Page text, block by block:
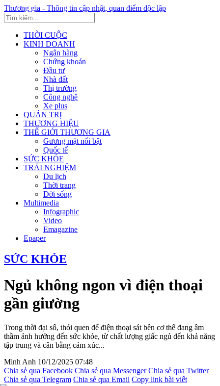
Thương gia - Thông tin cập nhật, quan điểm độc lập
THỜI CUỘC
KINH DOANH
Ngân hàng
Chứng khoán
Đầu tư
Nhà đất
Thị trường
Công nghệ
Xe plus
QUẢN TRỊ
THƯƠNG HIỆU
THẾ GIỚI THƯƠNG GIA
Gương mặt nổi bật
Quốc tế
SỨC KHỎE
TRẢI NGHIỆM
Du lịch
Thời trang
Đời sống
Multimedia
Infographic
Video
Emagazine
Epaper
SỨC KHỎE
Ngủ không ngon vì điện thoại
gần giường
Trong thời đại số, thói quen để điện thoại sát bên cơ thể đang âm
thầm ảnh hưởng đến sức khỏe, từ chất lượng giấc ngủ đến khả năng
tập trung và cân bằng cảm xúc...
Minh Anh 10/12/2025 07:48
Chia sẻ qua Facebook Chia sẻ qua Messenger Chia sẻ qua Twitter
Chia sẻ qua Telegram Chia sẻ qua Email Copy link bài viết